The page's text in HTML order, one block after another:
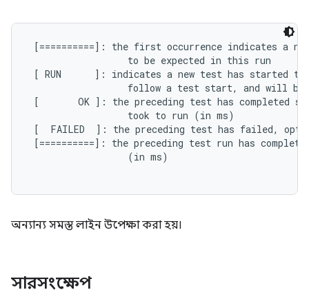
[==========]: the first occurrence indicates a
                  to be expected in this run
[ RUN      ]: indicates a new test has started to
follow a test start, and will
[       OK ]: the preceding test has completed
                  took to run (in ms)
[  FAILED  ]: the preceding test has failed,
[==========]: the preceding test run has
                  (in ms)
অন্যান্য সমস্ত লাইন উপেক্ষা করা হয়।
সারসংক্ষেপ